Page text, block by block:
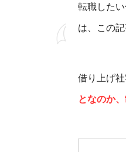
転職した
は、この
借り上げ
となのか